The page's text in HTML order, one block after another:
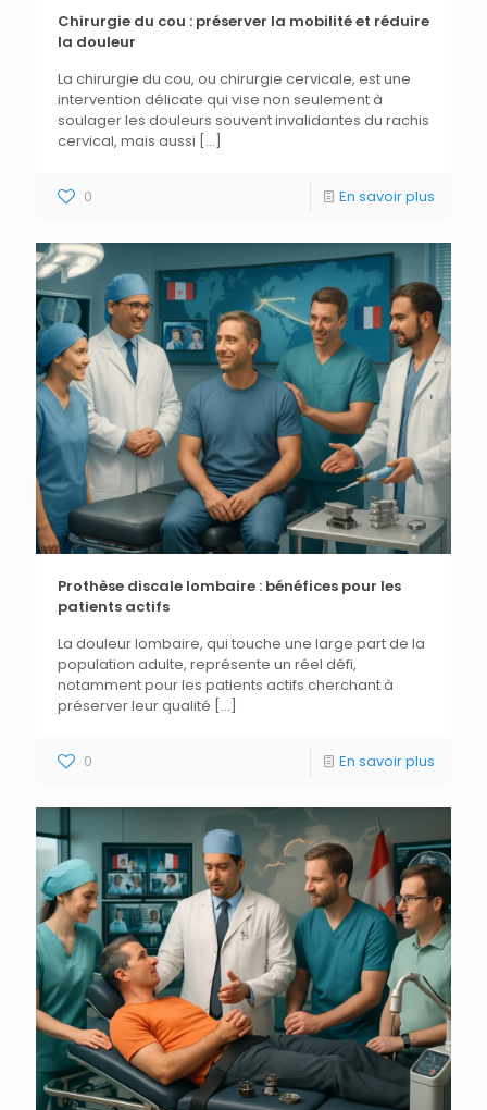
Chirurgie du cou : préserver la mobilité et réduire
la douleur
La chirurgie du cou, ou chirurgie cervicale, est une
intervention délicate qui vise non seulement à
soulager les douleurs souvent invalidantes du rachis
cervical, mais aussi […]
0 En savoir plus
Prothèse discale lombaire : bénéfices pour les
patients actifs
La douleur lombaire, qui touche une large part de la
population adulte, représente un réel défi,
notamment pour les patients actifs cherchant à
préserver leur qualité […]
0 En savoir plus